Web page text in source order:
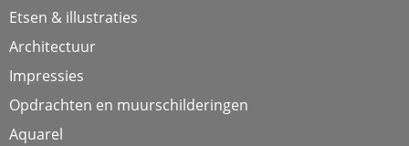
Etsen & illustraties
Architectuur
Impressies
Opdrachten en muurschilderingen
Aquarel